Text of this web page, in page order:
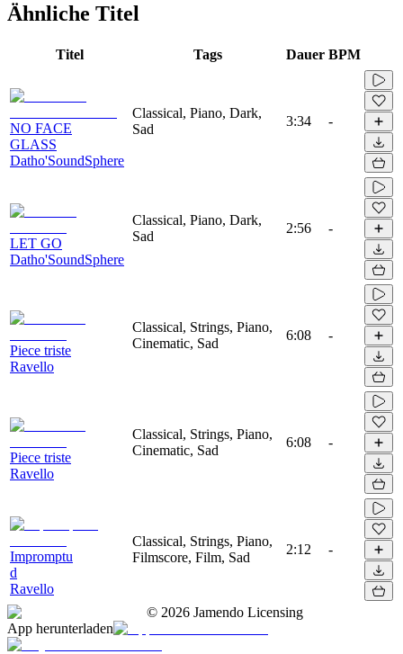
Ähnliche Titel
Titel Tags Dauer BPM
NO FACE
GLASS
Datho'SoundSphere
Classical, Piano, Dark,
Sad
3:34 -
LET GO
Datho'SoundSphere
Classical, Piano, Dark,
Sad
2:56 -
Piece triste
Ravello
Classical, Strings, Piano,
Cinematic, Sad
6:08 -
Piece triste
Ravello
Classical, Strings, Piano,
Cinematic, Sad
6:08 -
Impromptu
d
Ravello
Classical, Strings, Piano,
Filmscore, Film, Sad
2:12 -
© 2026 Jamendo Licensing
App herunterladen